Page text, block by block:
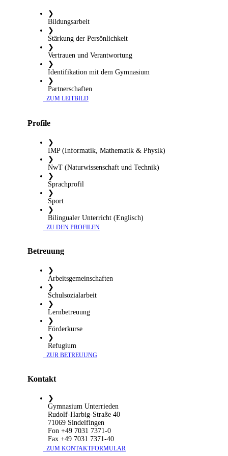
❯
Bildungsarbeit
❯
Stärkung der Persönlichkeit
❯
Vertrauen und Verantwortung
❯
Identifikation mit dem Gymnasium
❯
Partnerschaften
​ ZUM LEITBILD
Profile
❯
IMP (Informatik, Mathematik & Physik)
❯
NwT (Naturwissenschaft und Technik)
❯
Sprachprofil
❯
Sport
❯
Bilingualer Unterricht (Englisch)
​ ZU DEN PROFILEN
Betreuung
❯
Arbeitsgemeinschaften
❯
Schulsozialarbeit
❯
Lernbetreuung
❯
Förderkurse
❯
Refugium
​ ZUR BETREUUNG
Kontakt
❯
Gymnasium Unterrieden
Rudolf-Harbig-Straße 40
71069 Sindelfingen
Fon +49 7031 7371-0
Fax +49 7031 7371-40
​ ZUM KONTAKTFORMULAR